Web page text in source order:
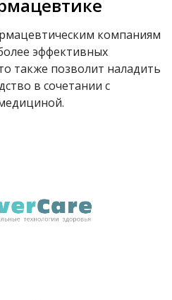
компаниям
эффективных
также позволит наладить
в сочетании с